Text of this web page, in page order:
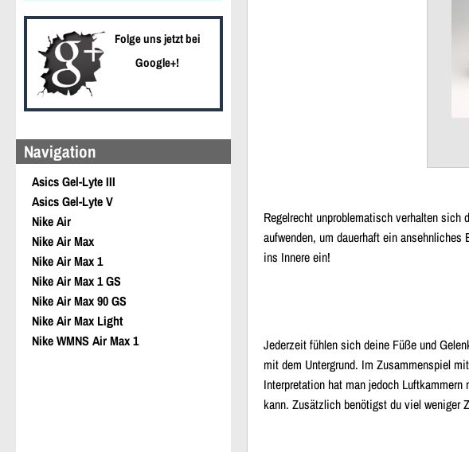
Folge uns jetzt bei
Google+!
Navigation
Asics Gel-Lyte III
Asics Gel-Lyte V
Nike Air
Nike Air Max
Nike Air Max 1
Nike Air Max 1 GS
Nike Air Max 90 GS
Nike Air Max Light
Nike WMNS Air Max 1
Regelrecht unproblematisch verhalten
aufwenden, um dauerhaft ein
ins Innere ein!
Jederzeit fühlen sich deine Füße und
mit dem Untergrund. Im Zusammenspiel
Interpretation hat man jedoch
kann. Zusätzlich benötigst du viel weniger